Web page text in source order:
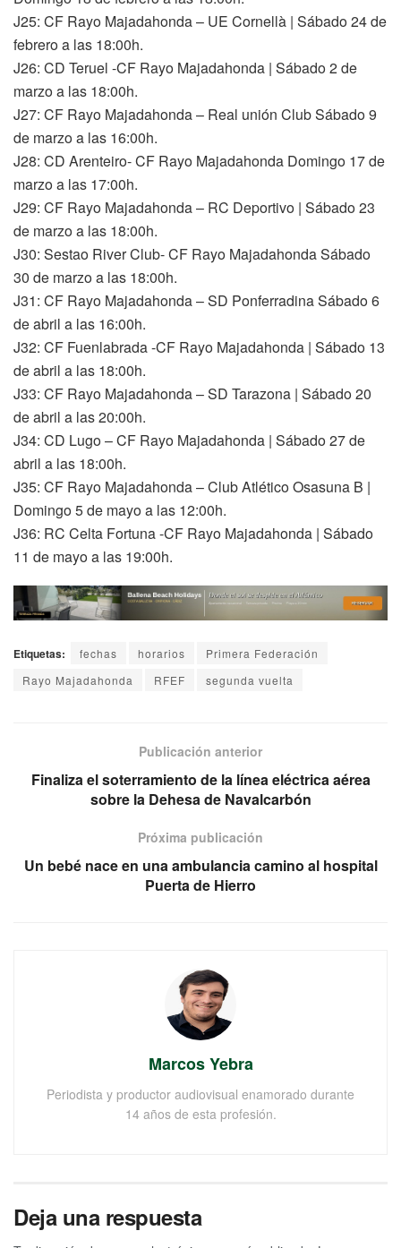
J25: CF Rayo Majadahonda – UE Cornellà | Sábado 24 de
febrero a las 18:00h.
J26: CD Teruel -CF Rayo Majadahonda | Sábado 2 de
marzo a las 18:00h.
J27: CF Rayo Majadahonda – Real unión Club Sábado 9
de marzo a las 16:00h.
J28: CD Arenteiro- CF Rayo Majadahonda Domingo 17 de
marzo a las 17:00h.
J29: CF Rayo Majadahonda – RC Deportivo | Sábado 23
de marzo a las 18:00h.
J30: Sestao River Club- CF Rayo Majadahonda Sábado
30 de marzo a las 18:00h.
J31: CF Rayo Majadahonda – SD Ponferradina Sábado 6
de abril a las 16:00h.
J32: CF Fuenlabrada -CF Rayo Majadahonda | Sábado 13
de abril a las 18:00h.
J33: CF Rayo Majadahonda – SD Tarazona | Sábado 20
de abril a las 20:00h.
J34: CD Lugo – CF Rayo Majadahonda | Sábado 27 de
abril a las 18:00h.
J35: CF Rayo Majadahonda – Club Atlético Osasuna B |
Domingo 5 de mayo a las 12:00h.
J36: RC Celta Fortuna -CF Rayo Majadahonda | Sábado
11 de mayo a las 19:00h.
Etiquetas: fechas horarios
Primera Federación
Rayo Majadahonda
RFEF segunda vuelta
Publicación anterior
Finaliza el soterramiento de la línea eléctrica aérea
sobre la Dehesa de Navalcarbón
Próxima publicación
Un bebé nace en una ambulancia camino al hospital
Puerta de Hierro
Marcos Yebra
Periodista y productor audiovisual enamorado durante
14 años de esta profesión.
Deja una respuesta